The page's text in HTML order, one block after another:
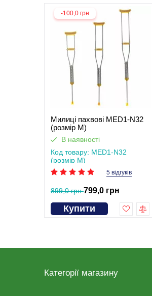
-100,0 грн
Милиці пахвові MED1-N32
(розмір M)
В наявності
Код товару: MED1-N32
(розмір M)
5 відгуків
899,0 грн799,0 грн
Купити
Категорії магазину